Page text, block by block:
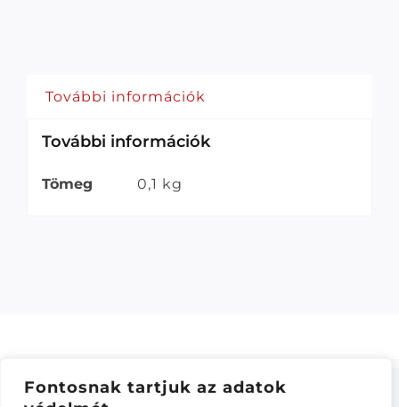
Fontosnak tartjuk az adatok
További információk
További információk
Tömeg 0,1 kg